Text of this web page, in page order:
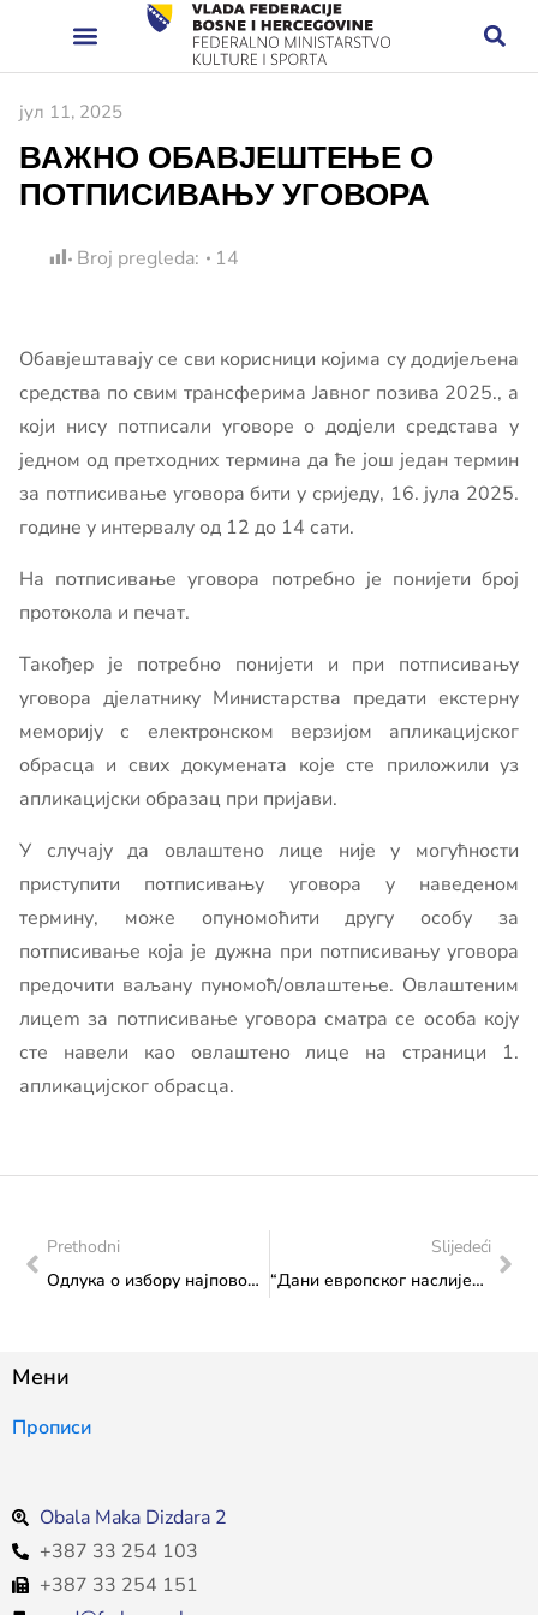
јул 11, 2025
ВАЖНО ОБАВЈЕШТЕЊЕ О
ПОТПИСИВАЊУ УГОВОРА
Broj pregleda: 14
Обавјештавају се сви корисници којима су додијељена
средства по свим трансферима Јавног позива 2025., а
који нису потписали уговоре о додјели средстава у
једном од претходних термина да ће још један термин
за потписивање уговора бити у сриједу, 16. јула 2025.
године у интервалу од 12 до 14 сати.
На потписивање уговора потребно је понијети број
протокола и печат.
Такођер је потребно понијети и при потписивању
уговора дјелатнику Министарства предати екстерну
меморију с електронском верзијом апликацијског
обрасца и свих докумената које сте приложили уз
апликацијски образац при пријави.
У случају да овлаштенo лице није у могућности
приступити потписивању уговора у наведеном
термину, може опуномоћити другу особу за
потписивање која је дужна при потписивању уговора
предочити ваљану пуномоћ/овлаштење. Овлаштеним
лицеm за потписивање уговора сматра се особа коју
сте навели као овлаштенo лице на страници 1.
апликацијског обрасца.
Prethodni
Одлука о избору најповољнијег понуђача
Slijedeći
“Дани европског наслијеђа 2025”, 16. 7. 2025.: Купрес у Сарајеву и концерт бенда Домине
Мени
Прописи
Obala Maka Dizdara 2
+387 33 254 103
+387 33 254 151